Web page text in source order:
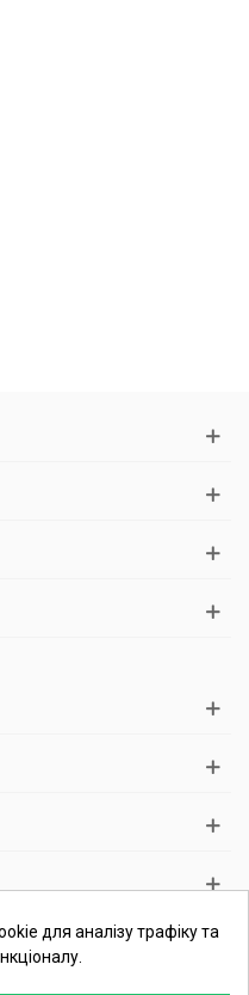
запису в ЄДР 2 673 000
Перевірити ФОП
для аналізу трафіку та